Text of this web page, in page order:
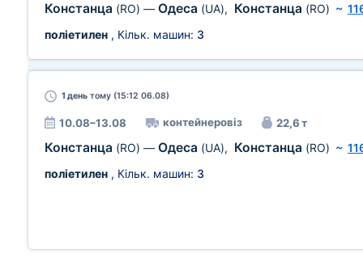
Констанца (RO) — Одеса (UA), Констанца (RO) ~
поліетилен , Кільк. машин: 3
1 день тому (15:12 06.08)
10.08–13.08 контейнеровіз 22,6 т
Констанца (RO) — Одеса (UA), Констанца (RO) ~
поліетилен , Кільк. машин: 3